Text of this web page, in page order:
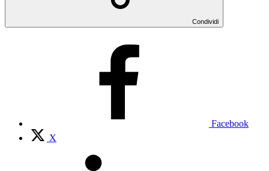
Condividi
Facebook
X